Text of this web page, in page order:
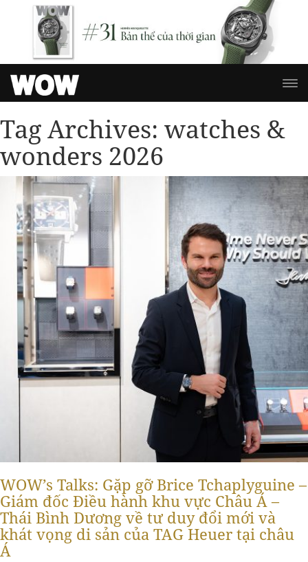
Tag Archives: watches &
wonders 2026
WOW’s Talks: Gặp gỡ Brice Tchaplyguine –
Giám đốc Điều hành khu vực Châu Á –
Thái Bình Dương về tư duy đổi mới và
khát vọng di sản của TAG Heuer tại châu
Á